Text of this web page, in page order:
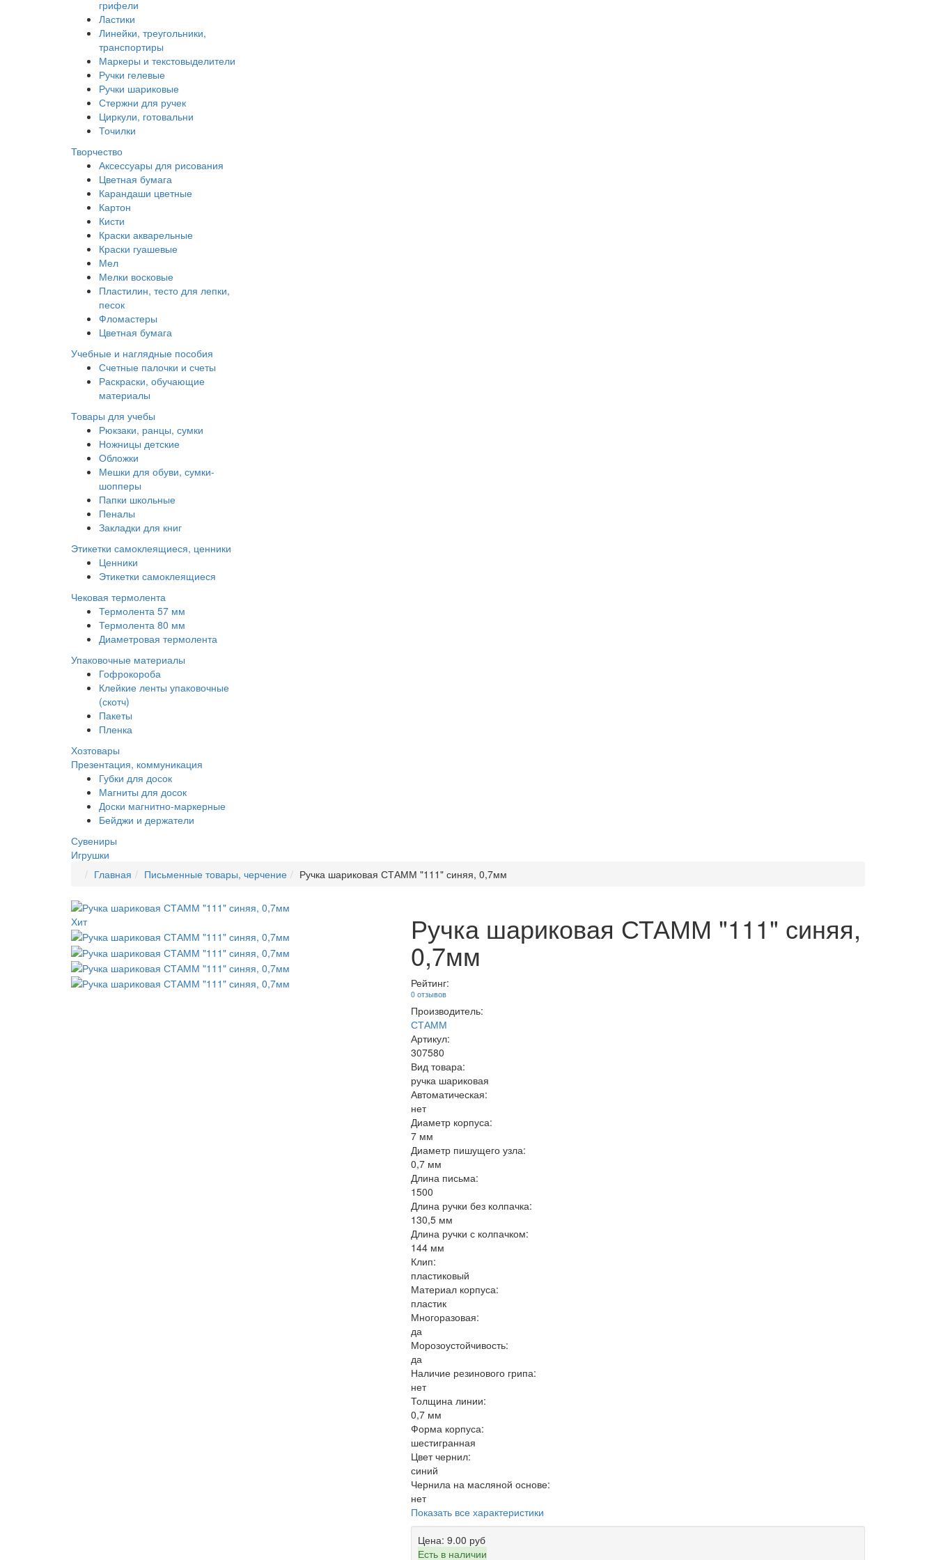
грифели
Ластики
Линейки, треугольники,
транспортиры
Маркеры и текстовыделители
Ручки гелевые
Ручки шариковые
Стержни для ручек
Циркули, готовальни
Точилки
Творчество
Аксессуары для рисования
Цветная бумага
Карандаши цветные
Картон
Кисти
Краски акварельные
Краски гуашевые
Мел
Мелки восковые
Пластилин, тесто для лепки,
песок
Фломастеры
Цветная бумага
Учебные и наглядные пособия
Счетные палочки и счеты
Раскраски, обучающие
материалы
Товары для учебы
Рюкзаки, ранцы, сумки
Ножницы детские
Обложки
Мешки для обуви, сумки-
шопперы
Папки школьные
Пеналы
Закладки для книг
Этикетки самоклеящиеся, ценники
Ценники
Этикетки самоклеящиеся
Чековая термолента
Термолента 57 мм
Термолента 80 мм
Диаметровая термолента
Упаковочные материалы
Гофрокороба
Клейкие ленты упаковочные
(скотч)
Пакеты
Пленка
Хозтовары
Презентация, коммуникация
Губки для досок
Магниты для досок
Доски магнитно-маркерные
Бейджи и держатели
Сувениры
Игрушки
Главная
Письменные товары, черчение Ручка шариковая СТАММ "111" синяя, 0,7мм
Хит Ручка шариковая СТАММ "111" синяя,
0,7мм
Рейтинг:
0 отзывов
Производитель:
СТАММ
Артикул:
307580
Вид товара:
ручка шариковая
Автоматическая:
нет
Диаметр корпуса:
7 мм
Диаметр пишущего узла:
0,7 мм
Длина письма:
1500
Длина ручки без колпачка:
130,5 мм
Длина ручки с колпачком:
144 мм
Клип:
пластиковый
Материал корпуса:
пластик
Многоразовая:
да
Морозоустойчивость:
да
Наличие резинового грипа:
нет
Толщина линии:
0,7 мм
Форма корпуса:
шестигранная
Цвет чернил:
синий
Чернила на масляной основе:
нет
Показать все характеристики
Цена: 9.00 руб
Есть в наличии